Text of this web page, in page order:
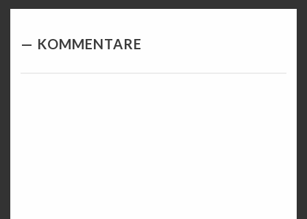
KOMMENTARE